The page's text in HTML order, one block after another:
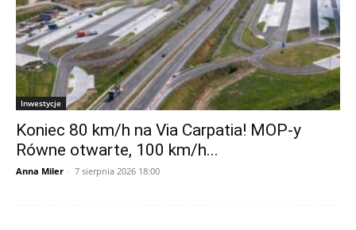
Inwestycje
Koniec 80 km/h na Via Carpatia! MOP-y
Równe otwarte, 100 km/h...
Anna Miler - 7 sierpnia 2026 18:00